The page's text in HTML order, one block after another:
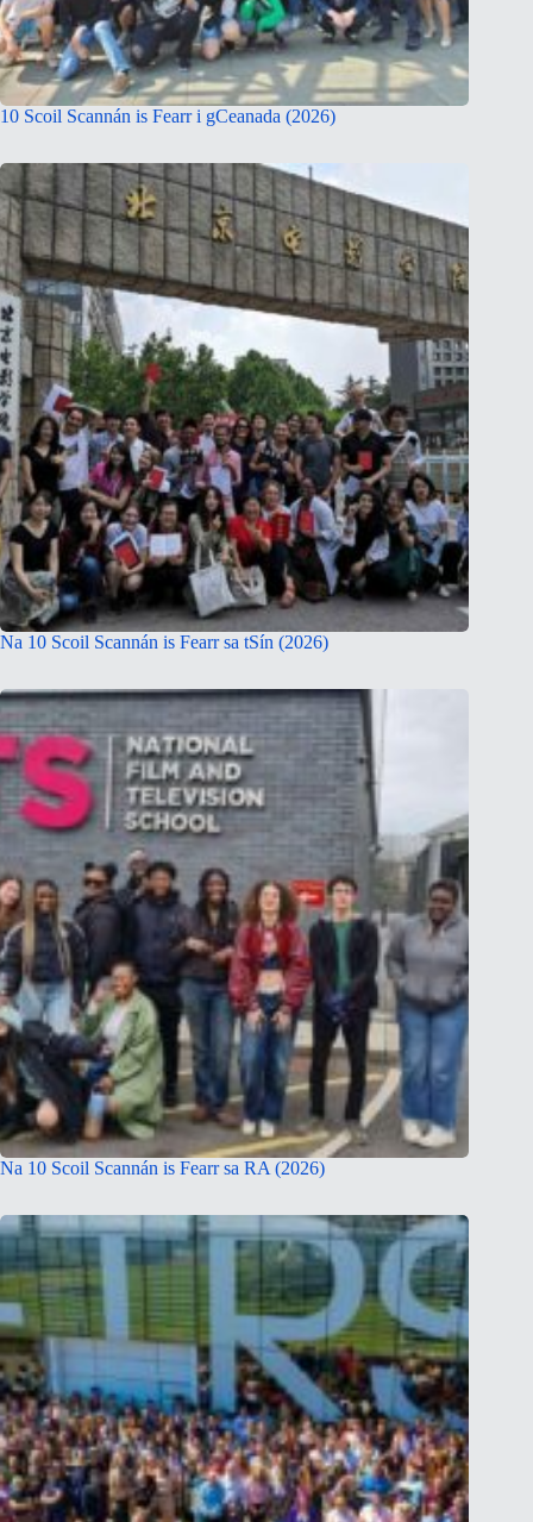
10 Scoil Scannán is Fearr i gCeanada (2026)
Na 10 Scoil Scannán is Fearr sa tSín (2026)
Na 10 Scoil Scannán is Fearr sa RA (2026)